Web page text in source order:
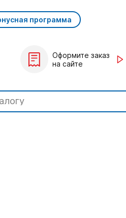
программа
Оформите заказ
на сайте